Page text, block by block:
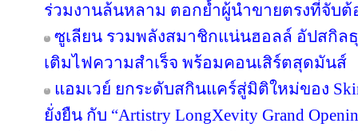
ร่วมงานล้นหลาม ตอกย้ำผู้นำขายตรงที่จับต้
ซูเลียน รวมพลังสมาชิกแน่นฮอลล์ อัปสกิ
เติมไฟความสำเร็จ พร้อมคอนเสิร์ตสุดมันส์
แอมเวย์ ยกระดับสกินแคร์สู่มิติใหม่ของ
ยั่งยืน กับ “Artistry LongXevity Grand